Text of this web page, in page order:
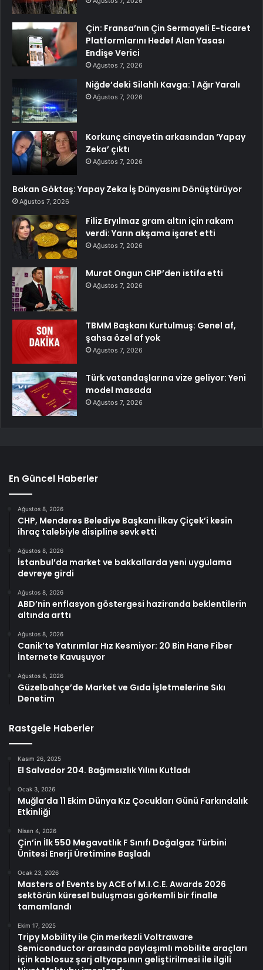
Çin: Fransa’nın Çin Sermayeli E-ticaret
Platformlarını Hedef Alan Yasası
Endişe Verici
Ağustos 7, 2026
Niğde’deki Silahlı Kavga: 1 Ağır Yaralı
Ağustos 7, 2026
Korkunç cinayetin arkasından ‘Yapay
Zeka’ çıktı
Ağustos 7, 2026
Bakan Göktaş: Yapay Zeka İş Dünyasını Dönüştürüyor
Ağustos 7, 2026
Filiz Eryılmaz gram altın için rakam
verdi: Yarın akşama işaret etti
Ağustos 7, 2026
Murat Ongun CHP’den istifa etti
Ağustos 7, 2026
TBMM Başkanı Kurtulmuş: Genel af,
şahsa özel af yok
Ağustos 7, 2026
Türk vatandaşlarına vize geliyor: Yeni
model masada
Ağustos 7, 2026
En Güncel Haberler
Ağustos 8, 2026
CHP, Menderes Belediye Başkanı İlkay Çiçek’i kesin
ihraç talebiyle disipline sevk etti
Ağustos 8, 2026
İstanbul’da market ve bakkallarda yeni uygulama
devreye girdi
Ağustos 8, 2026
ABD’nin enflasyon göstergesi haziranda beklentilerin
altında arttı
Ağustos 8, 2026
Canik’te Yatırımlar Hız Kesmiyor: 20 Bin Hane Fiber
İnternete Kavuşuyor
Ağustos 8, 2026
Güzelbahçe’de Market ve Gıda İşletmelerine Sıkı
Denetim
Rastgele Haberler
Kasım 26, 2025
El Salvador 204. Bağımsızlık Yılını Kutladı
Ocak 3, 2026
Muğla’da 11 Ekim Dünya Kız Çocukları Günü Farkındalık
Etkinliği
Nisan 4, 2026
Çin’in İlk 550 Megavatlık F Sınıfı Doğalgaz Türbini
Ünitesi Enerji Üretimine Başladı
Ocak 23, 2026
Masters of Events by ACE of M.I.C.E. Awards 2026
sektörün küresel buluşması görkemli bir finalle
tamamlandı
Ekim 17, 2025
Tripy Mobility ile Çin merkezli Voltraware
Semiconductor arasında paylaşımlı mobilite araçları
için kablosuz şarj altyapsının geliştirilmesi ile ilgili